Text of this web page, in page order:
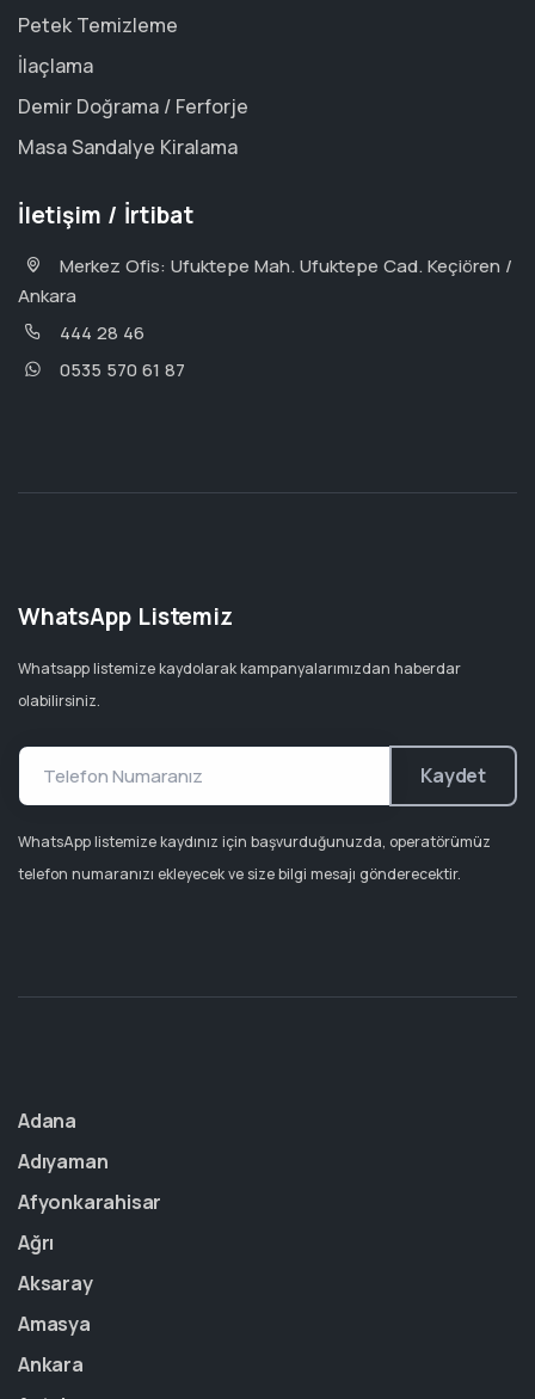
Petek Temizleme
İlaçlama
Demir Doğrama / Ferforje
Masa Sandalye Kiralama
İletişim / İrtibat
Merkez Ofis: Ufuktepe Mah. Ufuktepe Cad. Keçiören /
Ankara
444 28 46
0535 570 61 87
WhatsApp Listemiz
Whatsapp listemize kaydolarak kampanyalarımızdan haberdar
olabilirsiniz.
Kaydet
WhatsApp listemize kaydınız için başvurduğunuzda, operatörümüz
telefon numaranızı ekleyecek ve size bilgi mesajı gönderecektir.
Adana
Adıyaman
Afyonkarahisar
Ağrı
Aksaray
Amasya
Ankara